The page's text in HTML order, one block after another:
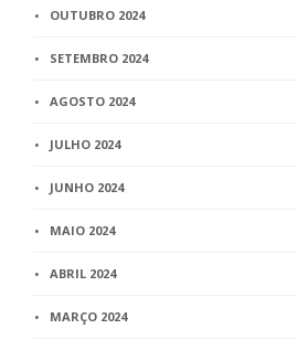
OUTUBRO 2024
SETEMBRO 2024
AGOSTO 2024
JULHO 2024
JUNHO 2024
MAIO 2024
ABRIL 2024
MARÇO 2024